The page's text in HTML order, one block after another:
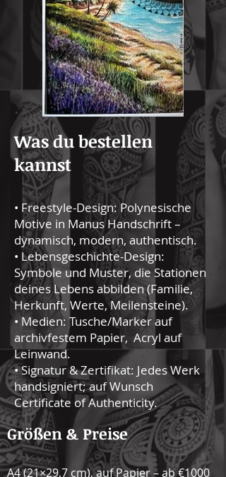
Was du bestellen
kannst
• Freestyle-Design: Polynesische
Motive in Manus Handschrift –
dynamisch, modern, authentisch.
• Lebensgeschichte-Design:
Symbole und Muster, die Stationen
deines Lebens abbilden (Familie,
Herkunft, Werte, Meilensteine).
• Medien: Tusche/Marker auf
archivfestem Papier, Acryl auf
Leinwand.
• Signatur & Zertifikat: Jedes Werk
handsigniert; auf Wunsch
Certificate of Authenticity.
Größen & Preise
A4 (21×29,7 cm), auf Papier – ab €1000